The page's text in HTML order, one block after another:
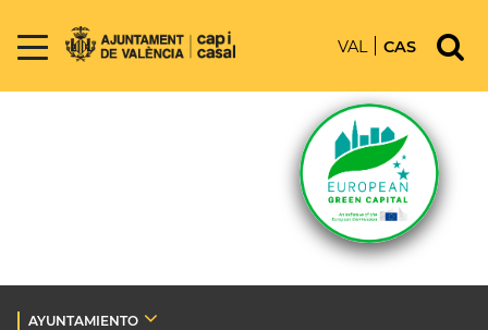
VAL CAS
AYUNTAMIENTO